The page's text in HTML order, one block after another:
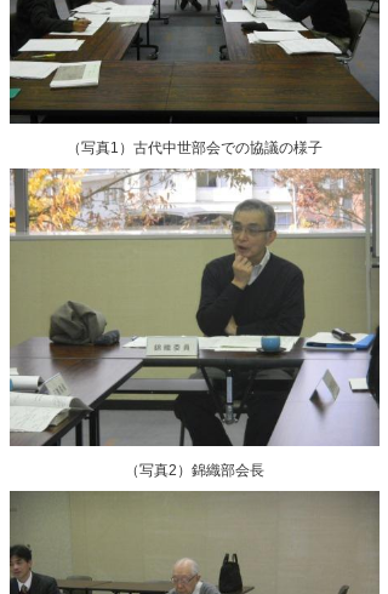
（写真1）古代中世部会での協議の様子
（写真2）錦織部会長